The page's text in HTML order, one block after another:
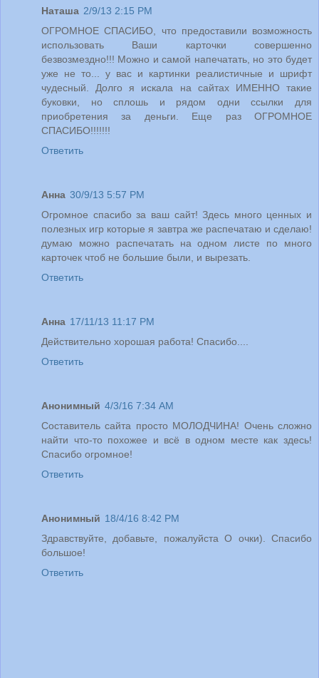
Наташа 2/9/13 2:15 PM
ОГРОМНОЕ СПАСИБО, что предоставили возможность
использовать Ваши карточки совершенно
безвозмездно!!! Можно и самой напечатать, но это будет
уже не то... у вас и картинки реалистичные и шрифт
чудесный. Долго я искала на сайтах ИМЕННО такие
буковки, но сплошь и рядом одни ссылки для
приобретения за деньги. Еще раз ОГРОМНОЕ
СПАСИБО!!!!!!!
Ответить
Анна 30/9/13 5:57 PM
Огромное спасибо за ваш сайт! Здесь много ценных и
полезных игр которые я завтра же распечатаю и сделаю!
думаю можно распечатать на одном листе по много
карточек чтоб не большие были, и вырезать.
Ответить
Анна 17/11/13 11:17 PM
Действительно хорошая работа! Спасибо....
Ответить
Анонимный 4/3/16 7:34 AM
Составитель сайта просто МОЛОДЧИНА! Очень сложно
найти что-то похожее и всё в одном месте как здесь!
Спасибо огромное!
Ответить
Анонимный 18/4/16 8:42 PM
Здравствуйте, добавьте, пожалуйста О очки). Спасибо
большое!
Ответить